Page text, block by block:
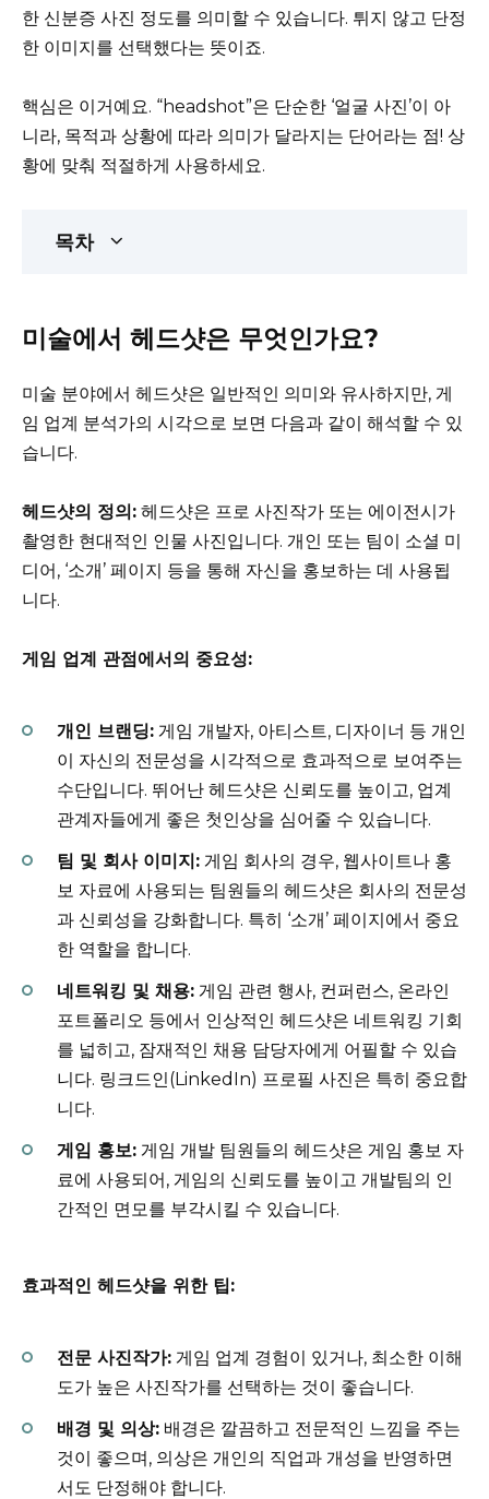
한 신분증 사진 정도를 의미할 수 있습니다. 튀지 않고 단정
한 이미지를 선택했다는 뜻이죠.
핵심은 이거예요. “headshot”은 단순한 ‘얼굴 사진’이 아
니라, 목적과 상황에 따라 의미가 달라지는 단어라는 점! 상
황에 맞춰 적절하게 사용하세요.
목차
미술에서 헤드샷은 무엇인가요?
미술 분야에서 헤드샷은 일반적인 의미와 유사하지만, 게
임 업계 분석가의 시각으로 보면 다음과 같이 해석할 수 있
습니다.
헤드샷의 정의: 헤드샷은 프로 사진작가 또는 에이전시가
촬영한 현대적인 인물 사진입니다. 개인 또는 팀이 소셜 미
디어, ‘소개’ 페이지 등을 통해 자신을 홍보하는 데 사용됩
니다.
게임 업계 관점에서의 중요성:
개인 브랜딩: 게임 개발자, 아티스트, 디자이너 등 개인
이 자신의 전문성을 시각적으로 효과적으로 보여주는
수단입니다. 뛰어난 헤드샷은 신뢰도를 높이고, 업계
관계자들에게 좋은 첫인상을 심어줄 수 있습니다.
팀 및 회사 이미지: 게임 회사의 경우, 웹사이트나 홍
보 자료에 사용되는 팀원들의 헤드샷은 회사의 전문성
과 신뢰성을 강화합니다. 특히 ‘소개’ 페이지에서 중요
한 역할을 합니다.
네트워킹 및 채용: 게임 관련 행사, 컨퍼런스, 온라인
포트폴리오 등에서 인상적인 헤드샷은 네트워킹 기회
를 넓히고, 잠재적인 채용 담당자에게 어필할 수 있습
니다. 링크드인(LinkedIn) 프로필 사진은 특히 중요합
니다.
게임 홍보: 게임 개발 팀원들의 헤드샷은 게임 홍보 자
료에 사용되어, 게임의 신뢰도를 높이고 개발팀의 인
간적인 면모를 부각시킬 수 있습니다.
효과적인 헤드샷을 위한 팁:
전문 사진작가: 게임 업계 경험이 있거나, 최소한 이해
도가 높은 사진작가를 선택하는 것이 좋습니다.
배경 및 의상: 배경은 깔끔하고 전문적인 느낌을 주는
것이 좋으며, 의상은 개인의 직업과 개성을 반영하면
서도 단정해야 합니다.